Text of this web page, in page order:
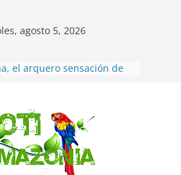
agosto 5, 2026
en caso de Alison,
ya llegó para
a Colo Colo de Chile
la parroquia Diez de
eligió a su nueva reina por